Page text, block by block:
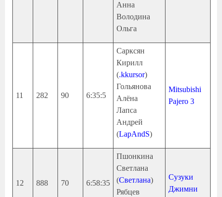
Анна
Володина
Ольга
11 282 90 6:35:5
Сарксян
Кирилл
(.kkursor)
Гольянова
Алёна
Лапса
Андрей
(LapAndS)
Mitsubishi
Pajero 3
12 888 70 6:58:35
Пшонкина
Светлана
(Светлана)
Рябцев
Сузуки
Джимни